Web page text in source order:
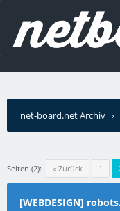
net-board.net Archiv ›
Seiten (2): « Zurück 1
[WEBDESIGN]